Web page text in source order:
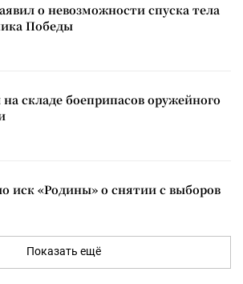
о невозможности спуска тела
Победы
складе боеприпасов оружейного
иск «Родины» о снятии с выборов
Показать ещё